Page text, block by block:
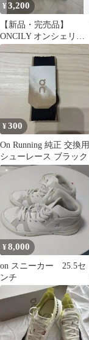
¥3,200
【新品・完売品】
ONCILY オンシェリー
メッセージロゴスウェ
ット ブルー S
¥300
On Running 純正 交換用
シューレース ブラック
¥8,000
on スニーカー 25.5セ
ンチ